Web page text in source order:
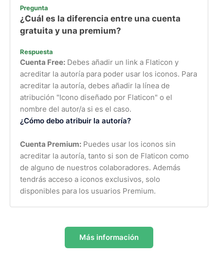
Pregunta
¿Cuál es la diferencia entre una cuenta
gratuita y una premium?
Respuesta
Cuenta Free: Debes añadir un link a Flaticon y
acreditar la autoría para poder usar los iconos. Para
acreditar la autoría, debes añadir la línea de
atribución "Icono diseñado por Flaticon" o el
nombre del autor/a si es el caso.
¿Cómo debo atribuir la autoría?
Cuenta Premium: Puedes usar los iconos sin
acreditar la autoría, tanto si son de Flaticon como
de alguno de nuestros colaboradores. Además
tendrás acceso a iconos exclusivos, solo
disponibles para los usuarios Premium.
Más información